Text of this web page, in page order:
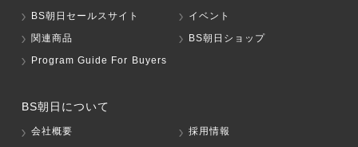
BS朝日セールスサイト
イベント
関連商品
BS朝日ショップ
Program Guide For Buyers
BS朝日について
会社概要
採用情報